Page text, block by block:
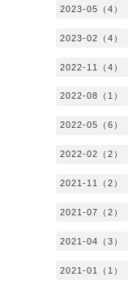
2023-05（4）
2023-02（4）
2022-11（4）
2022-08（1）
2022-05（6）
2022-02（2）
2021-11（2）
2021-07（2）
2021-04（3）
2021-01（1）